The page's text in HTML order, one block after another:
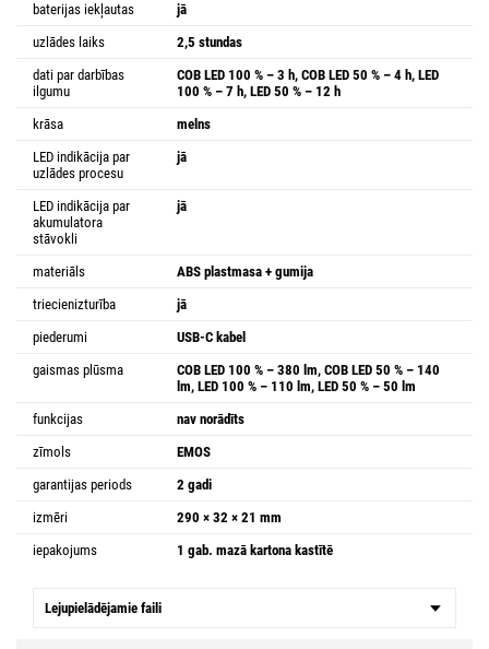
baterijas iekļautas
jā
uzlādes laiks
2,5 stundas
dati par darbības
ilgumu
COB LED 100 % – 3 h, COB LED 50 % – 4 h, LED
100 % – 7 h, LED 50 % – 12 h
krāsa
melns
LED indikācija par
uzlādes procesu
jā
LED indikācija par
akumulatora
stāvokli
jā
materiāls
ABS plastmasa + gumija
triecienizturība
jā
piederumi
USB-C kabel
gaismas plūsma
COB LED 100 % – 380 lm, COB LED 50 % – 140
lm, LED 100 % – 110 lm, LED 50 % – 50 lm
funkcijas
nav norādīts
zīmols
EMOS
garantijas periods
2 gadi
izmēri
290 × 32 × 21 mm
iepakojums
1 gab. mazā kartona kastītē
Lejupielādējamie faili